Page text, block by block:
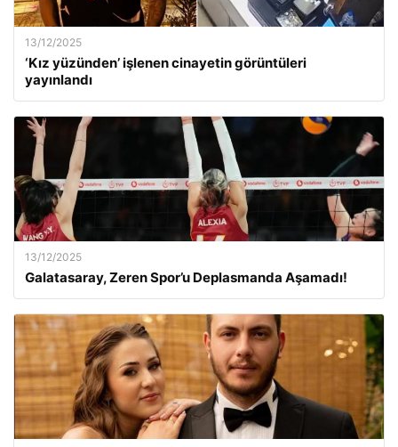
13/12/2025
‘Kız yüzünden’ işlenen cinayetin görüntüleri
yayınlandı
13/12/2025
Galatasaray, Zeren Spor’u Deplasmanda Aşamadı!